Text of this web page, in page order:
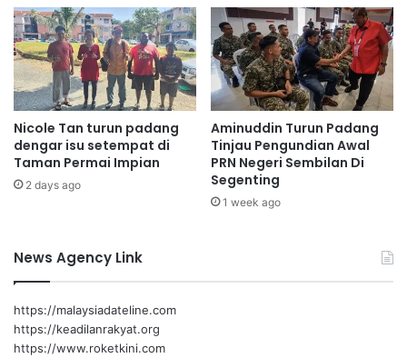
e
m
p
e
n
a
T
a
h
u
a
a
t
N
i
g
a
P
e
n
a
l
t
i
N
e
b
a
Nicole Tan turun padang
dengar isu setempat di
Taman Permai Impian
2 days ago
Aminuddin Turun Padang
Tinjau Pengundian Awal
PRN Negeri Sembilan Di
Segenting
1 week ago
News Agency Link
https://malaysiadateline.com
https://keadilanrakyat.org
https://www.roketkini.com